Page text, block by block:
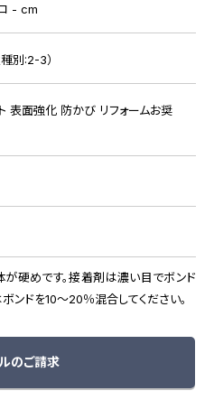
- cm
別:2-3）
表面強化 防かび リフォームお奨
硬めです。接着剤は濃い目でボンド
ンドを10～20％混合してください。
のご請求